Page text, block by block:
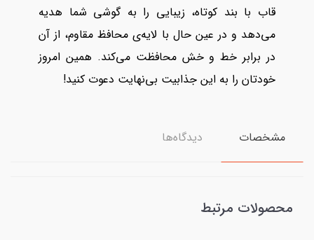
قاب با بند کوتاه، زیبایی را به گوشی شما هدیه
می‌دهد و در عین حال با لایه‌ی محافظ مقاوم، از آن
در برابر خط و خش محافظت می‌کند. همین امروز
خودتان را به این جذابیت بی‌نهایت دعوت کنید!
مشخصات دیدگاه‌ها
محصولات مرتبط